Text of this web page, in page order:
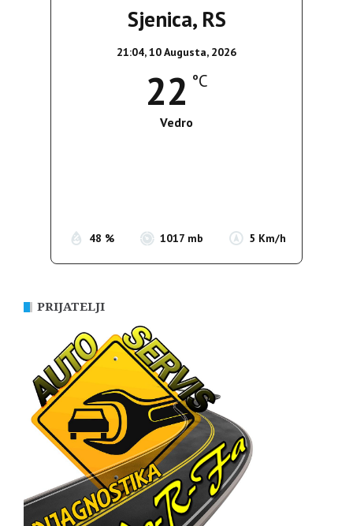
Sjenica, RS
21:04,10 Augusta, 2026
22 °C
Vedro
48 % 1017 mb 5 Km/h
PRIJATELJI